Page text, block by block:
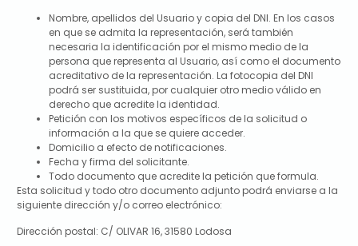
Nombre, apellidos del Usuario y copia del DNI. En los casos
en que se admita la representación, será también
necesaria la identificación por el mismo medio de la
persona que representa al Usuario, así como el documento
acreditativo de la representación. La fotocopia del DNI
podrá ser sustituida, por cualquier otro medio válido en
derecho que acredite la identidad.
Petición con los motivos específicos de la solicitud o
información a la que se quiere acceder.
Domicilio a efecto de notificaciones.
Fecha y firma del solicitante.
Todo documento que acredite la petición que formula.
Esta solicitud y todo otro documento adjunto podrá enviarse a la
siguiente dirección y/o correo electrónico:
Dirección postal: C/ OLIVAR 16, 31580 Lodosa